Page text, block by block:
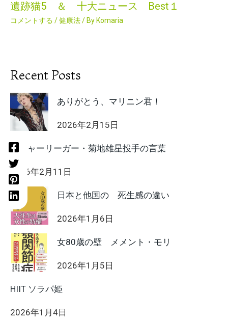
遺跡猫5 ＆ 十大ニュース Best１
コメントする /健康法/ By Komaria
Recent Posts
ありがとう、マリニン君！
2026年2月15日
メジャーリーガー・菊地雄星投手の言葉
2026年2月11日
日本と他国の 死生感の違い
2026年1月6日
女80歳の壁 メメント・モリ
2026年1月5日
HIIT ソラパ姫
2026年1月4日